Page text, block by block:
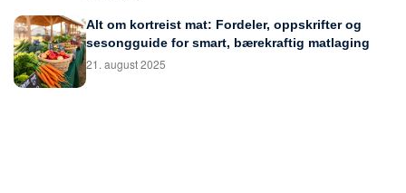
Alt om kortreist mat: Fordeler, oppskrifter og
sesongguide for smart, bærekraftig matlaging
21. august 2025